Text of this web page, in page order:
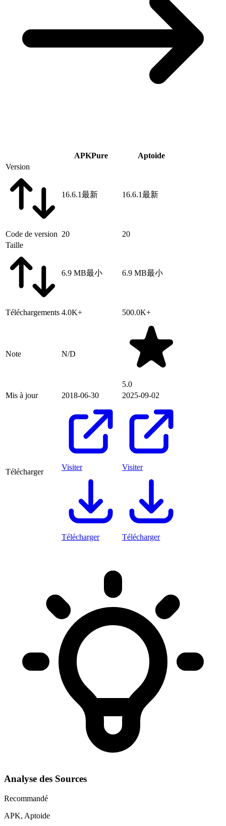
APKPure
Aptoide
Version
16.6.1最新 16.6.1最新
Code de version 20
20
Taille
6.9 MB最小 6.9 MB最小
Téléchargements 4.0K+ 500.0K+
Note N/D
5.0
Mis à jour
2018-06-30 2025-09-02
Télécharger
Visiter
Télécharger
Visiter
Télécharger
Analyse des Sources
Recommandé
APK, Aptoide